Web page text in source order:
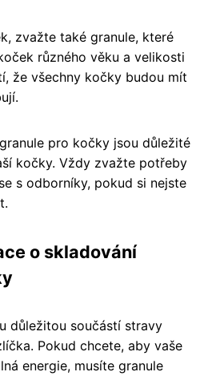
zvažte také granule, které
různého věku a velikosti
že všechny kočky budou mít
pro kočky jsou důležité
kočky. Vždy zvažte potřeby
s odborníky, pokud si nejste
o skladování
důležitou součástí stravy
Pokud chcete, aby vaše
energie, musíte granule